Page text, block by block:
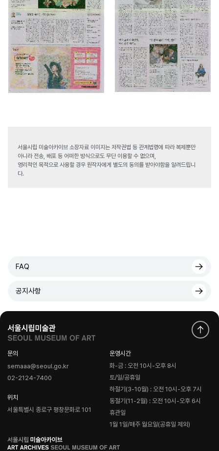
서울시립 미술아카이브 소장자료 이미지는 저작권법 등 관계법령에 따라 복제뿐만
아니라 전송, 배포 등 어떠한 방식으로도 무단 이용할 수 없으며,
영리적인 목적으로 사용할 경우 원작자에게 별도의 동의를 받아야함을 알려드립니
다.
FAQ
공지사항
문의
semaaa@seoul.go.kr
02-2124-7400
위치
서울특별시 종로구 평창문화로 101
운영시간
화-금 : 오전 10시-오후 8시
토/일/공휴일
하절기(3-10월) : 오전 10시-오후 7시
동절기(11-2월) : 오전 10시-오후 6시
휴관일
1월 1일/매주 월요일(공휴일 제외)
로
고